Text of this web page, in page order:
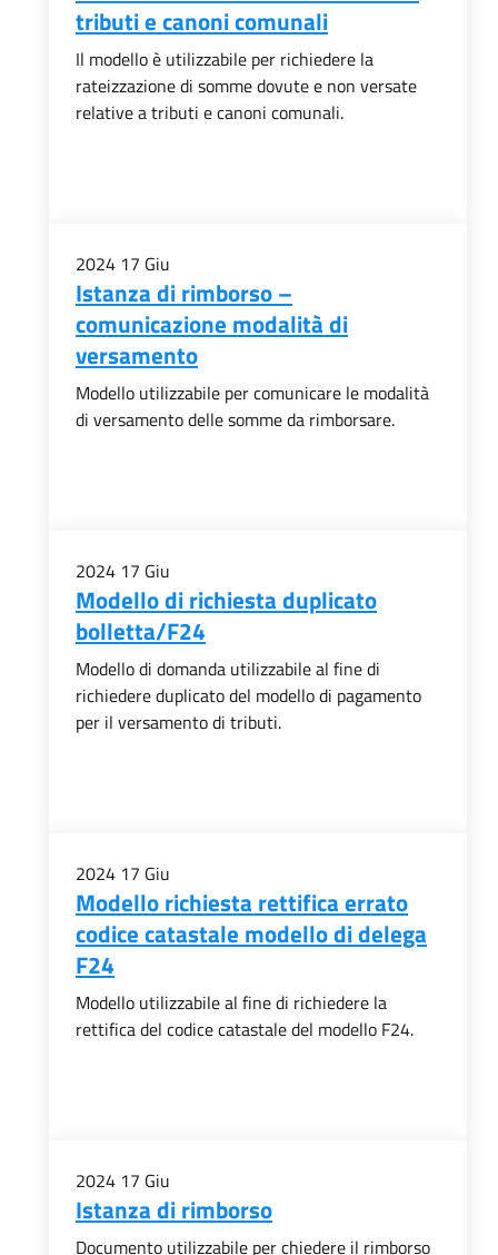
tributi e canoni comunali
Il modello è utilizzabile per richiedere la
rateizzazione di somme dovute e non versate
relative a tributi e canoni comunali.
2024 17 Giu
Istanza di rimborso –
comunicazione modalità di
versamento
Modello utilizzabile per comunicare le modalità
di versamento delle somme da rimborsare.
2024 17 Giu
Modello di richiesta duplicato
bolletta/F24
Modello di domanda utilizzabile al fine di
richiedere duplicato del modello di pagamento
per il versamento di tributi.
2024 17 Giu
Modello richiesta rettifica errato
codice catastale modello di delega
F24
Modello utilizzabile al fine di richiedere la
rettifica del codice catastale del modello F24.
2024 17 Giu
Istanza di rimborso
Documento utilizzabile per chiedere il rimborso